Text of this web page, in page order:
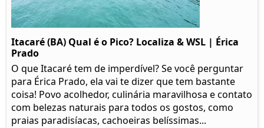
Itacaré (BA) Qual é o Pico? Localiza & WSL | Érica
Prado​
O que Itacaré tem de imperdível? Se você perguntar
para Érica Prado, ela vai te dizer que tem bastante
coisa!​ Povo acolhedor, culinária maravilhosa e contato
com belezas naturais para todos os gostos, como
praias paradisíacas, cachoeiras belíssimas...